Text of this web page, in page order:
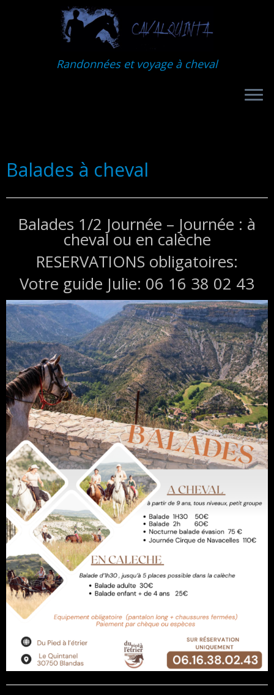
Randonnées et voyage à cheval
Balades à cheval
Balades 1/2 Journée – Journée : à
cheval ou en calèche
RESERVATIONS obligatoires:
Votre guide Julie: 06 16 38 02 43